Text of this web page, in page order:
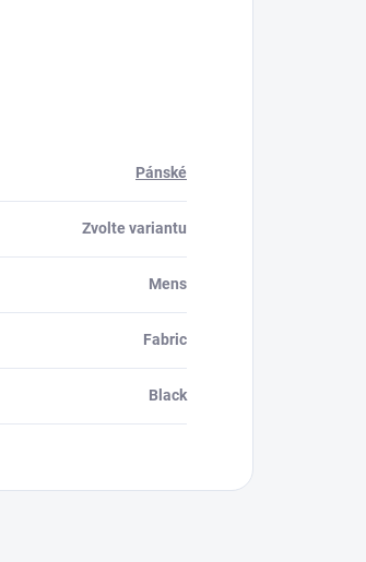
Pánské
Zvolte variantu
Mens
Fabric
Black